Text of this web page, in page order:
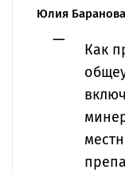
Юлия Баранова
Как